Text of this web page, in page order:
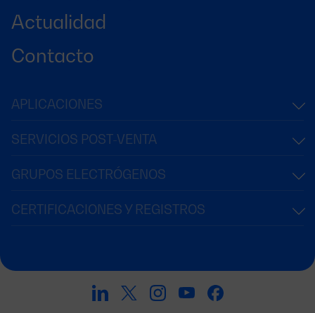
Actualidad
Contacto
APLICACIONES
SERVICIOS POST-VENTA
GRUPOS ELECTRÓGENOS
CERTIFICACIONES Y REGISTROS